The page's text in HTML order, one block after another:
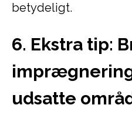
betydeligt.
6. Ekstra tip:
udsatte